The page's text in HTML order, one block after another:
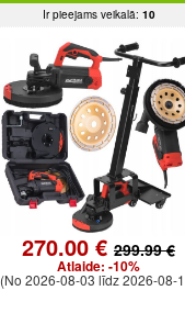
Ir pieejams veikalā: 10
270.00 € 299.99 €
Atlaide: -10%
(No 2026-08-03 līdz 2026-08-